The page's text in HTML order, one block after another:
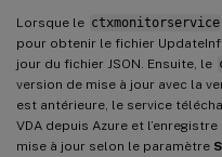
Lorsque le ctxmonitorservice
pour obtenir le fichier
jour du fichier JSON. Ensuite, le
version de mise à jour avec la
est antérieure, le service
VDA depuis Azure et
mise à jour selon le paramètre